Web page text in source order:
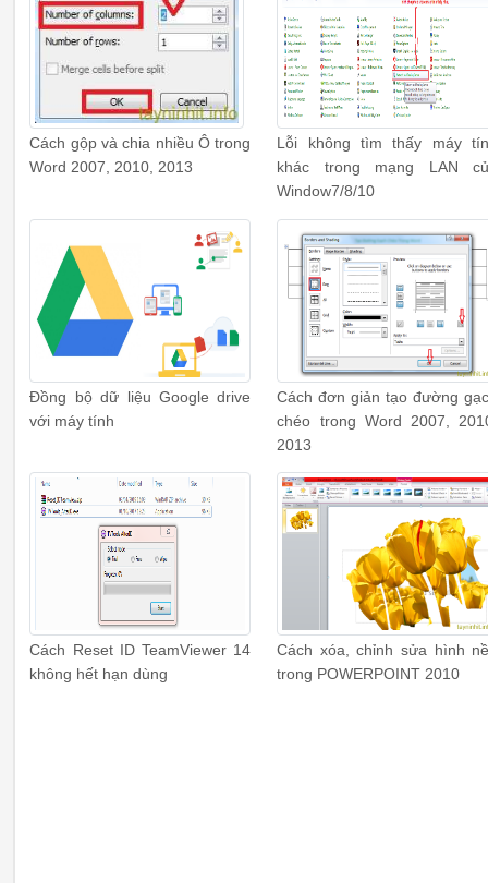
Cách gộp và chia nhiều Ô trong
Word 2007, 2010, 2013
Lỗi không tìm thấy máy
khác trong mạng LAN
Window7/8/10
Đồng bộ dữ liệu Google drive
với máy tính
Cách đơn giản tạo đường
chéo trong Word 2007,
2013
Cách Reset ID TeamViewer 14
không hết hạn dùng
Cách xóa, chỉnh sửa hình
trong POWERPOINT 2010